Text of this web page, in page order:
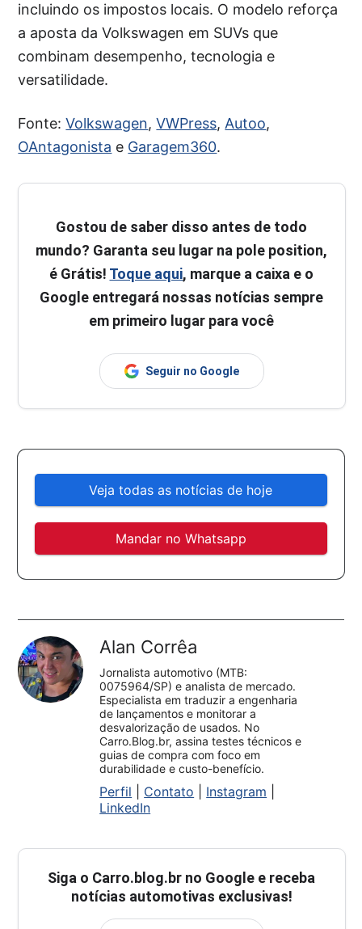
incluindo os impostos locais. O modelo reforça
a aposta da Volkswagen em SUVs que
combinam desempenho, tecnologia e
versatilidade.
Fonte:Volkswagen,VWPress, Autoo,
OAntagonista e Garagem360.
Gostou de saber disso antes de todo
mundo? Garanta seu lugar na pole position,
é Grátis! Toque aqui, marque a caixa e o
Google entregará nossas notícias sempre
em primeiro lugar para você
Seguir no Google
Veja todas as notícias de hoje
Mandar no Whatsapp
Alan Corrêa
Jornalista automotivo (MTB:
0075964/SP) e analista de mercado.
Especialista em traduzir a engenharia
de lançamentos e monitorar a
desvalorização de usados. No
Carro.Blog.br, assina testes técnicos e
guias de compra com foco em
durabilidade e custo-benefício.
Perfil Contato Instagram
LinkedIn
Siga o Carro.blog.br no Google e receba
notícias automotivas exclusivas!